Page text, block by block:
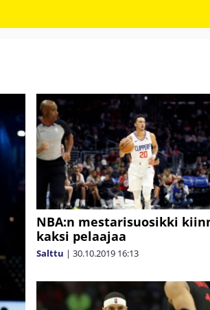
NBA:n mestarisuosikki
kaksi pelaajaa
Salttu | 30.10.2019 16:13